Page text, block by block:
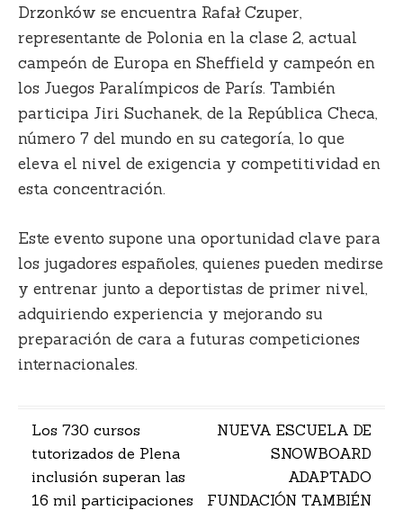
Drzonków se encuentra Rafał Czuper,
representante de Polonia en la clase 2, actual
campeón de Europa en Sheffield y campeón en
los Juegos Paralímpicos de París. También
participa Jiri Suchanek, de la República Checa,
número 7 del mundo en su categoría, lo que
eleva el nivel de exigencia y competitividad en
esta concentración.
Este evento supone una oportunidad clave para
los jugadores españoles, quienes pueden medirse
y entrenar junto a deportistas de primer nivel,
adquiriendo experiencia y mejorando su
preparación de cara a futuras competiciones
internacionales.
Navegación
de
entradas
Los 730 cursos
tutorizados de Plena
inclusión superan las
16 mil participaciones
NUEVA ESCUELA DE
SNOWBOARD
ADAPTADO
FUNDACIÓN TAMBIÉN